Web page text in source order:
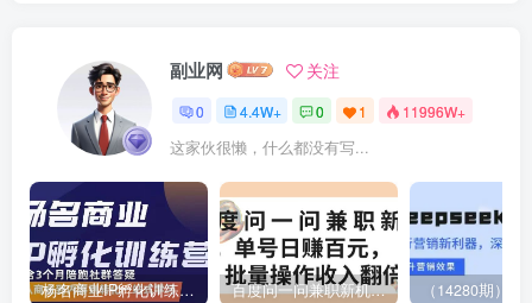
副业网 关注
0 4.4W+ 0 1 11996W+
这家伙很懒，什么都没有写...
杨名商业IP孵化训练营，从商业到内容到转化一站式学 价值5980元 百度问一问兼职新机遇，单号日赚百元，批量操作收入翻倍